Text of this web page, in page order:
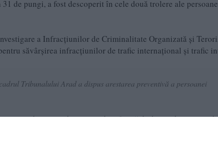
de pungi, a fost descoperit în cele două trolere ale
a Infracțiunilor de Criminalitate Organizată și
săvârșirea infracțiunilor de trafic internațional și trafic
Tribunalului Arad a dispus arestarea preventivă a persoanei
penal, persoanele cercetate beneficiază de drepturile și garanțiile
precum și de prezumția de nevinovăție-a mai punctat sursa